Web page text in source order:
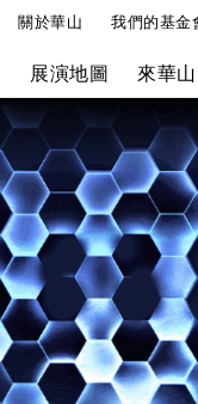
關於華山 我們的基金
展演地圖 來華山